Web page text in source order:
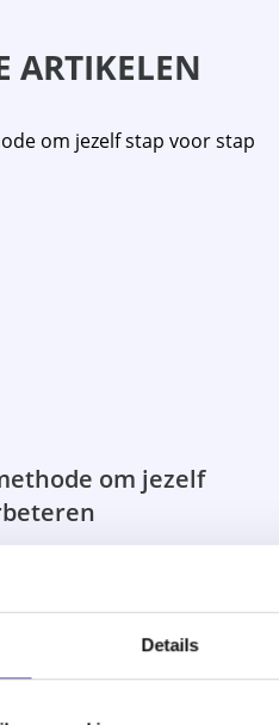
Details
ARTIKELEN
om jezelf